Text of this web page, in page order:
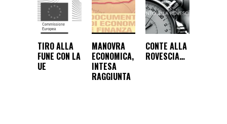
TIRO ALLA
FUNE CON LA
UE
MANOVRA
ECONOMICA,
INTESA
RAGGIUNTA
CONTE ALLA
ROVESCIA…